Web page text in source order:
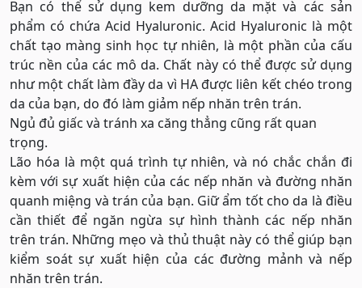
Bạn có thể sử dụng kem dưỡng da mặt và các sản
phẩm có chứa Acid Hyaluronic. Acid Hyaluronic là một
chất tạo màng sinh học tự nhiên, là một phần của cấu
trúc nền của các mô da. Chất này có thể được sử dụng
như một chất làm đầy da vì HA được liên kết chéo trong
da của bạn, do đó làm giảm nếp nhăn trên trán.
Ngủ đủ giấc và tránh xa căng thẳng cũng rất quan
trọng.
Lão hóa là một quá trình tự nhiên, và nó chắc chắn đi
kèm với sự xuất hiện của các nếp nhăn và đường nhăn
quanh miệng và trán của bạn. Giữ ẩm tốt cho da là điều
cần thiết để ngăn ngừa sự hình thành các nếp nhăn
trên trán. Những mẹo và thủ thuật này có thể giúp bạn
kiểm soát sự xuất hiện của các đường mảnh và nếp
nhăn trên trán.